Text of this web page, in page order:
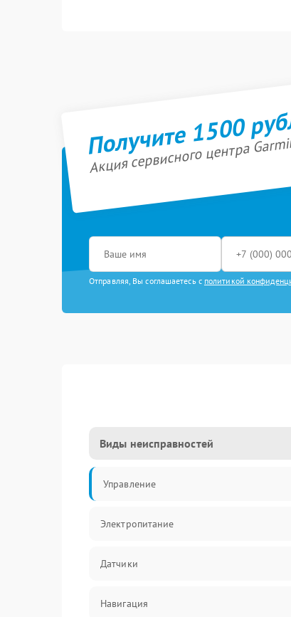
Получите 1500
Акция сервисного центра
Отправляя, Вы соглашаетесь с политикой
Виды неисправностей
Управление
Электропитание
Датчики
Навигация